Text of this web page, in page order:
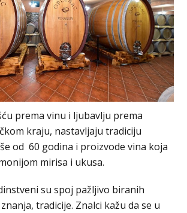
prema vinu i ljubavlju prema
kraju, nastavljaju tradiciju
od 60 godina i proizvode vina koja
mirisa i ukusa.
su spoj pažljivo biranih
tradicije. Znalci kažu da se u